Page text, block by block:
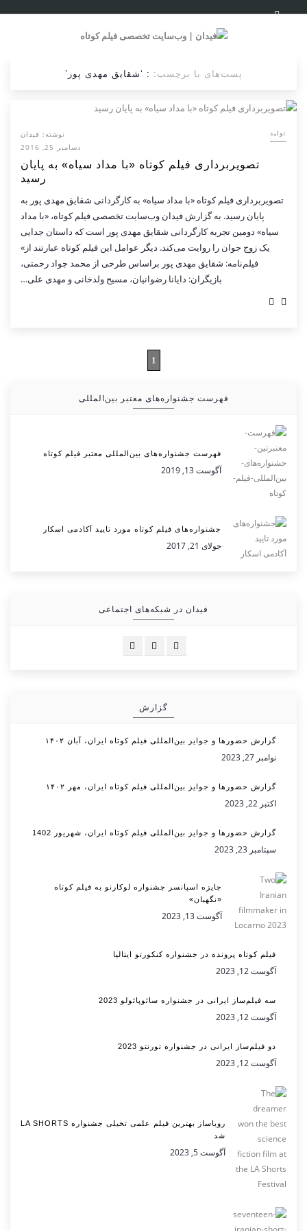
پست‌های با برچسب: : ‘شقایق مهدی پور’
تولید نوشته: فیدان
دسامبر 25, 2016
تصویربرداری فیلم کوتاه «با مداد سیاه» به پایان
رسید
تصویربرداری فیلم کوتاه «با مداد سیاه» به کارگردانی شقایق مهدی پور به
پایان رسید. به گزارش فیدان وب‌سایت تخصصی فیلم کوتاه، «با مداد
سیاه» دومین تجربه کارگردانی شقایق مهدی پور است که داستان جدایی
یک زوج جوان را روایت می‌کند. دیگر عوامل این فیلم کوتاه عبارتند از»
فیلم‌نامه: شقایق مهدی پور براساس طرحی از محمد جواد رحمتی،
بازیگران: دایانا رضوانیان، مسیح ولدخانی و مهدی علی…
1
فهرست جشنواره‌های معتبر بین‌المللی
فهرست جشنواره‌های بین‌المللی معتبر فیلم کوتاه
آگوست 13, 2019
جشنواره‌های فیلم کوتاه مورد تایید آکادمی اسکار
جولای 21, 2017
فیدان در شبکه‌های اجتماعی
گزارش
گزارش حضورها و جوایز بین‌المللی فیلم کوتاه ایران، آبان ۱۴۰۲
نوامبر 27, 2023
گزارش حضورها و جوایز بین‌المللی فیلم کوتاه ایران، مهر ۱۴۰۲
اکتبر 22, 2023
گزارش حضورها و جوایز بین‌المللی فیلم کوتاه ایران، شهریور 1402
سپتامبر 23, 2023
جایزه اسپانسر جشنواره لوکارنو به فیلم کوتاه
«نگهبان»
آگوست 13, 2023
فیلم کوتاه پرونده در جشنواره کنکورتو ایتالیا
آگوست 12, 2023
سه فیلم‌ساز ایرانی در جشنواره سائوپائولو 2023
آگوست 12, 2023
دو فیلم‌ساز ایرانی در جشنواره تورنتو 2023
آگوست 12, 2023
رویاساز بهترین فیلم علمی تخیلی جشنواره LA SHORTS
شد
آگوست 5, 2023